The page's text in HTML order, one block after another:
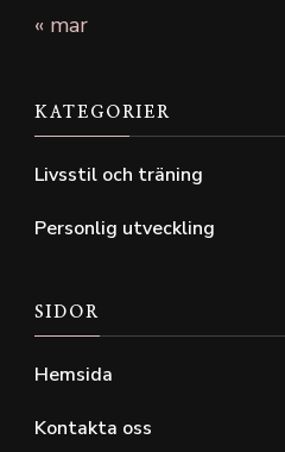
« mar
KATEGORIER
Livsstil och träning
Personlig utveckling
SIDOR
Hemsida
Kontakta oss